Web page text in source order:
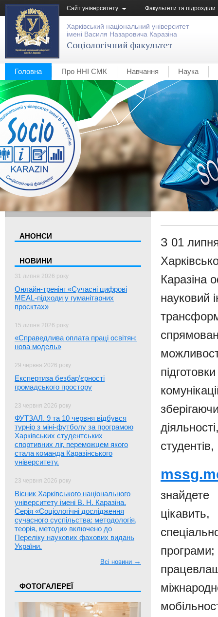
Сайт університету Факультети та підрозділи
Харківський національний університет
імені Василя Назаровича Каразіна
Соціологічний факультет
Головна Про ННІ СМК Навчання Наука
З 01
Каразіна
науковий
АНОНСИ
НОВИНИ
31 липня 2026 року
Онлайн-тренінг «Сучасні цифрові
MEAL-підходи у гуманітарних
проєктах»
15 липня 2026 року
«Справедлива оплата праці освітян:
нова модель»
29 червня 2026 року
Експертиза безбар’єрності
громадського простору
23 червня 2026 року
ФУТЗАЛ. 9 та 10 червня відбувся
турнір з міні-футболу за програмою
Харківських студентських
спортивних ліг, переможцем якого
стала команда Каразінського
університету.
23 червня 2026 року
Вісник Харківського національного
університету імені В. Н. Каразіна.
Серія «Соціологічні дослідження
сучасного суспільства: методологія,
теорія, методи» включено до
Переліку наукових фахових видань
України.
Всі новини →
ФОТОГАЛЕРЕЇ